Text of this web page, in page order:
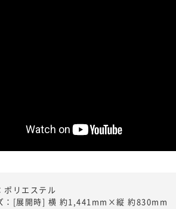
ポリエステル
：[展開時] 横 約1,441mm×縦 約830mm